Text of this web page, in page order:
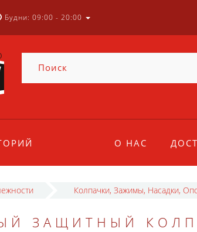
Будни: 09:00 - 20:00
О НАС
Колпачки, Зажимы, Насадки,
ЗАЩИТНЫЙ